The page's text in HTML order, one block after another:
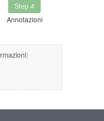
Step 4
Annotazioni
)